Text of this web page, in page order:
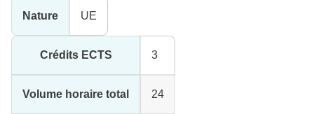
Nature UE
Crédits ECTS 3
Volume horaire total 24